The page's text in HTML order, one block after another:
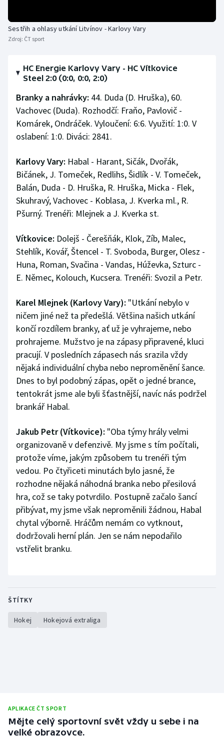
Triatlon
Vodní slalom
Volejbal
Ostatní
Sestřih a ohlasy utkání Litvínov - Karlovy Vary
Zdroj: ČT sport
HC Energie Karlovy Vary - HC Vítkovice
Steel 2:0 (0:0, 0:0, 2:0)
Branky a nahrávky: 44. Duda (D. Hruška), 60.
Vachovec (Duda). Rozhodčí: Fraňo, Pavlovič -
Komárek, Ondráček. Vyloučení: 6:6. Využití: 1:0. V
oslabení: 1:0. Diváci: 2841.
Karlovy Vary: Habal - Harant, Sičák, Dvořák,
Bičánek, J. Tomeček, Redlihs, Šidlík - V. Tomeček,
Balán, Duda - D. Hruška, R. Hruška, Micka - Flek,
Skuhravý, Vachovec - Koblasa, J. Kverka ml., R.
Pšurný. Trenéři: Mlejnek a J. Kverka st.
Vítkovice: Dolejš - Čerešňák, Klok, Zíb, Malec,
Stehlík, Kovář, Štencel - T. Svoboda, Burger, Olesz -
Huna, Roman, Svačina - Vandas, Húževka, Szturc -
E. Němec, Kolouch, Kucsera. Trenéři: Svozil a Petr.
Karel Mlejnek (Karlovy Vary): "Utkání nebylo v
ničem jiné než ta předešlá. Většina našich utkání
končí rozdílem branky, ať už je vyhrajeme, nebo
prohrajeme. Mužstvo je na zápasy připravené, kluci
pracují. V posledních zápasech nás srazila vždy
nějaká individuální chyba nebo neproměnění šance.
Dnes to byl podobný zápas, opět o jedné brance,
tentokrát jsme ale byli šťastnější, navíc nás podržel
brankář Habal.
Jakub Petr (Vítkovice): "Oba týmy hrály velmi
organizovaně v defenzivě. My jsme s tím počítali,
protože víme, jakým způsobem tu trenéři tým
vedou. Po čtyřiceti minutách bylo jasné, že
rozhodne nějaká náhodná branka nebo přesilová
hra, což se taky potvrdilo. Postupně začalo šancí
přibývat, my jsme však neproměnili žádnou, Habal
chytal výborně. Hráčům nemám co vytknout,
dodržovali herní plán. Jen se nám nepodařilo
vstřelit branku.
ŠTÍTKY
Hokej Hokejová extraliga
APLIKACE ČT SPORT
Mějte celý sportovní svět vždy u sebe i na
velké obrazovce.